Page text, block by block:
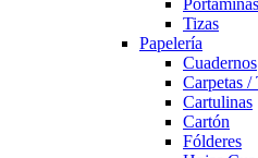
Portaminas
Tizas
Papelería
Cuadernos
Carpetas /
Cartulinas
Cartón
Fólderes